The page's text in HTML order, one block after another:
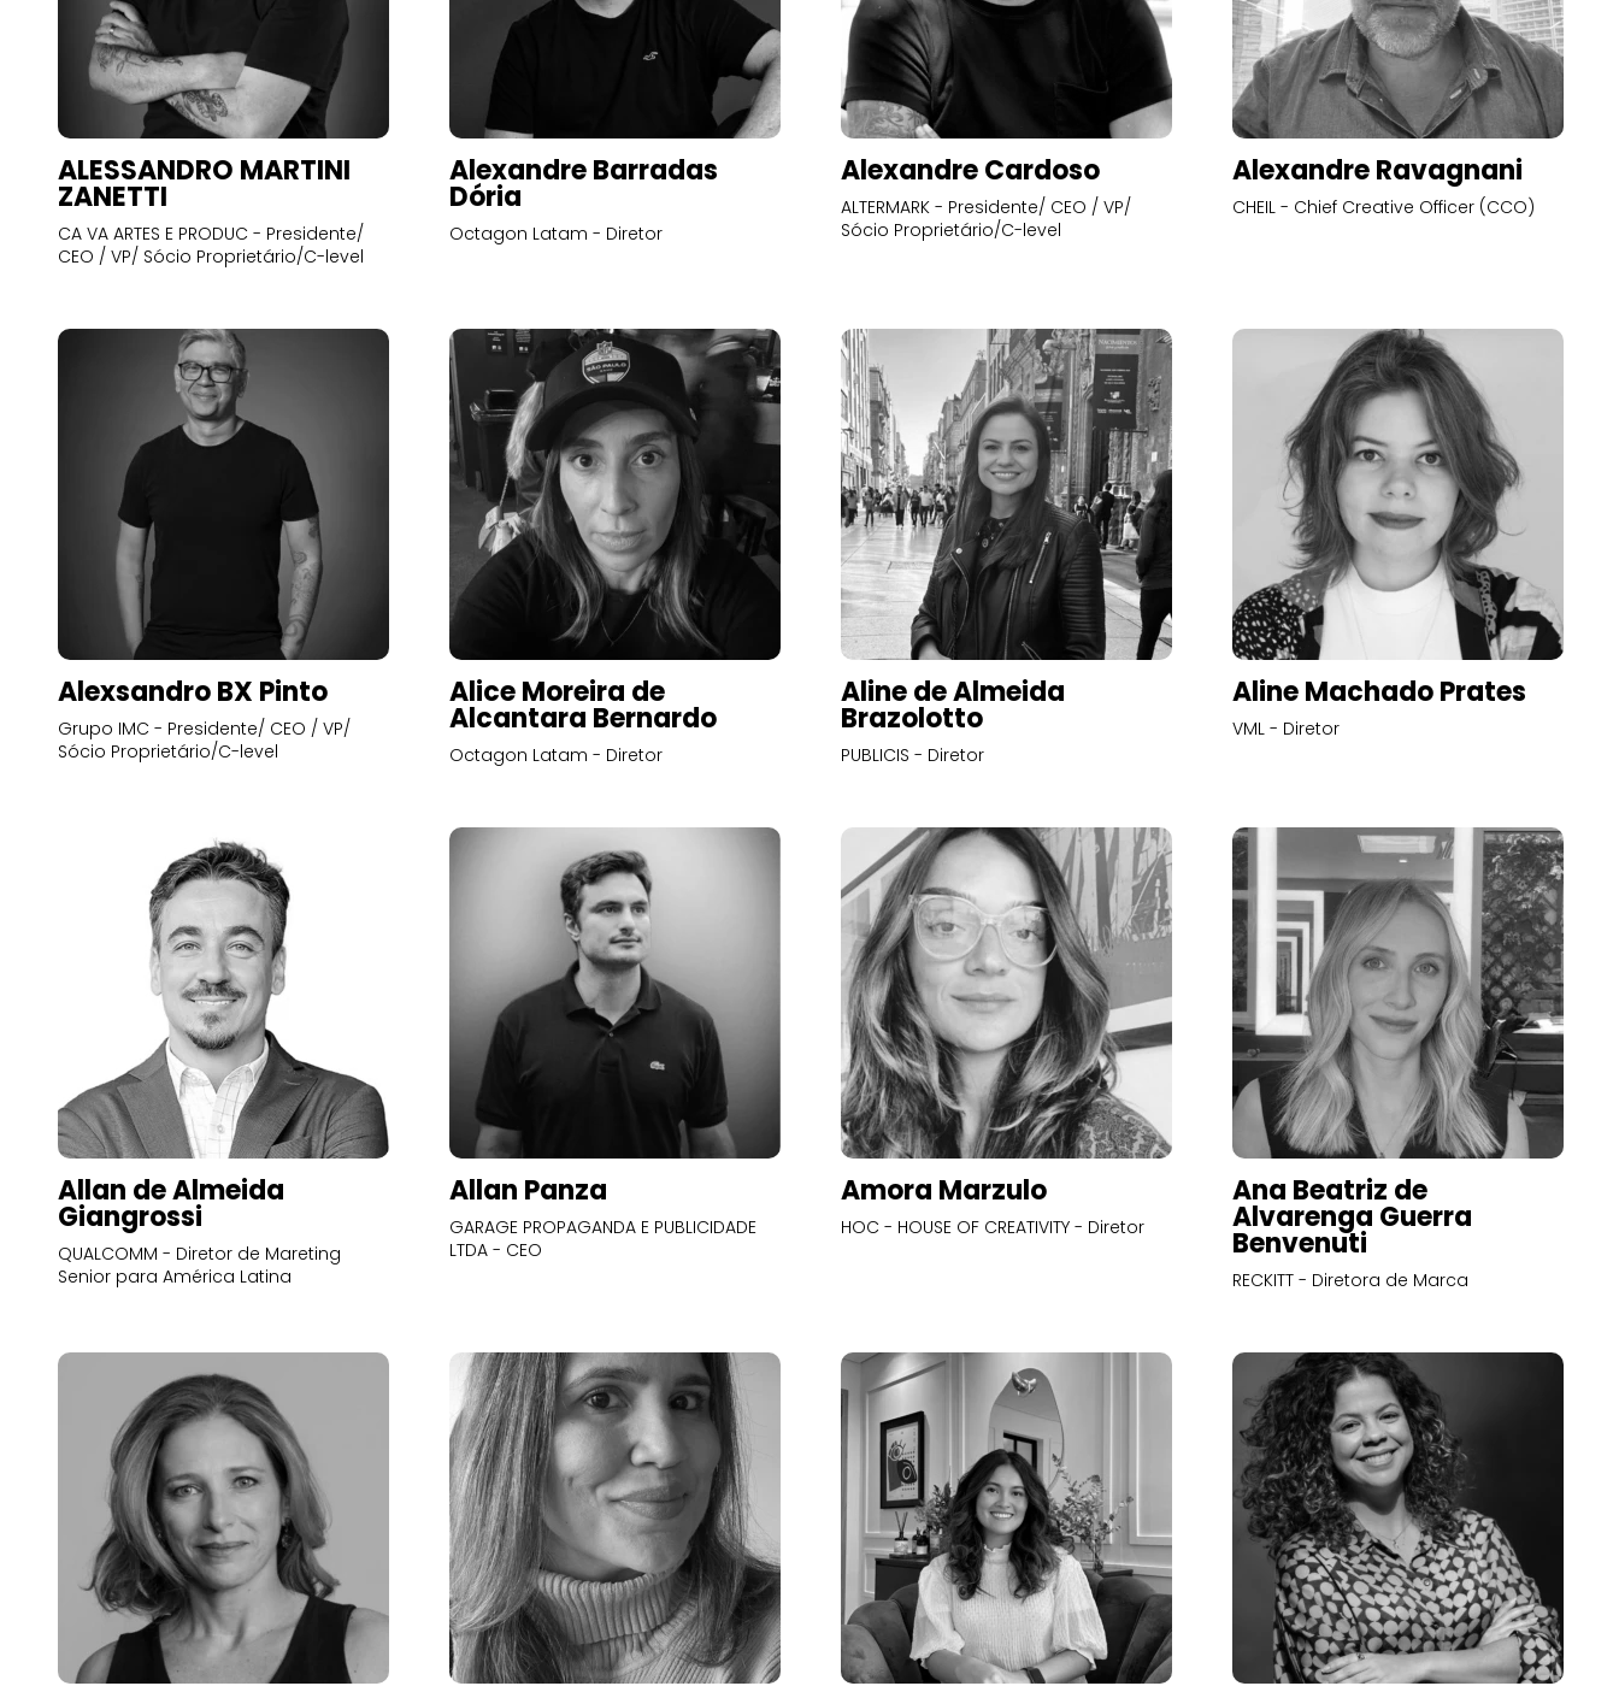
ALESSANDRO MARTINI
ZANETTI
CA VA ARTES E PRODUC - Presidente/
CEO / VP/ Sócio Proprietário/C-level
Alexandre Barradas
Dória
Octagon Latam - Diretor
Alexandre Cardoso
ALTERMARK - Presidente/ CEO / VP/
Sócio Proprietário/C-level
Alexandre Ravagnani
CHEIL - Chief Creative Officer (CCO)
Alexsandro BX Pinto
Grupo IMC - Presidente/ CEO / VP/
Sócio Proprietário/C-level
Alice Moreira de
Alcantara Bernardo
Octagon Latam - Diretor
Aline de Almeida
Brazolotto
PUBLICIS - Diretor
Aline Machado Prates
VML - Diretor
Allan de Almeida
Giangrossi
QUALCOMM - Diretor de Mareting
Senior para América Latina
Allan Panza
GARAGE PROPAGANDA E PUBLICIDADE
LTDA - CEO
Amora Marzulo
HOC - HOUSE OF CREATIVITY - Diretor
Ana Beatriz de
Alvarenga Guerra
Benvenuti
RECKITT - Diretora de Marca